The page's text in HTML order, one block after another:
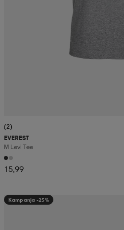
(2)
EVEREST
M Levi Tee
15,99
Kampanja -25%